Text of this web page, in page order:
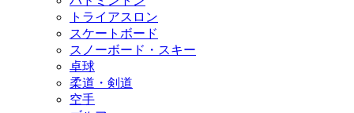
トライアスロン
スケートボード
スノーボード・スキー
卓球
柔道・剣道
空手